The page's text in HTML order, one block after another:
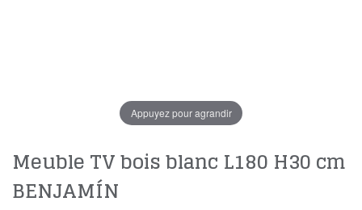
Appuyez pour agrandir
Meuble TV bois blanc L180 H30 cm
BENJAMÍN